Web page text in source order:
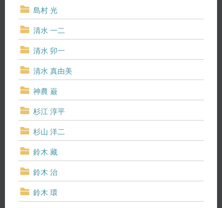
島村 光
清水 一二
清水 卯一
清水 真由美
神農 巌
杉江 淳平
杉山 洋二
鈴木 藏
鈴木 治
鈴木 環